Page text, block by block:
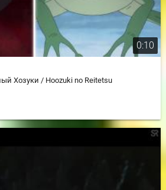
0:10
Хозуки / Hoozuki no Reitetsu